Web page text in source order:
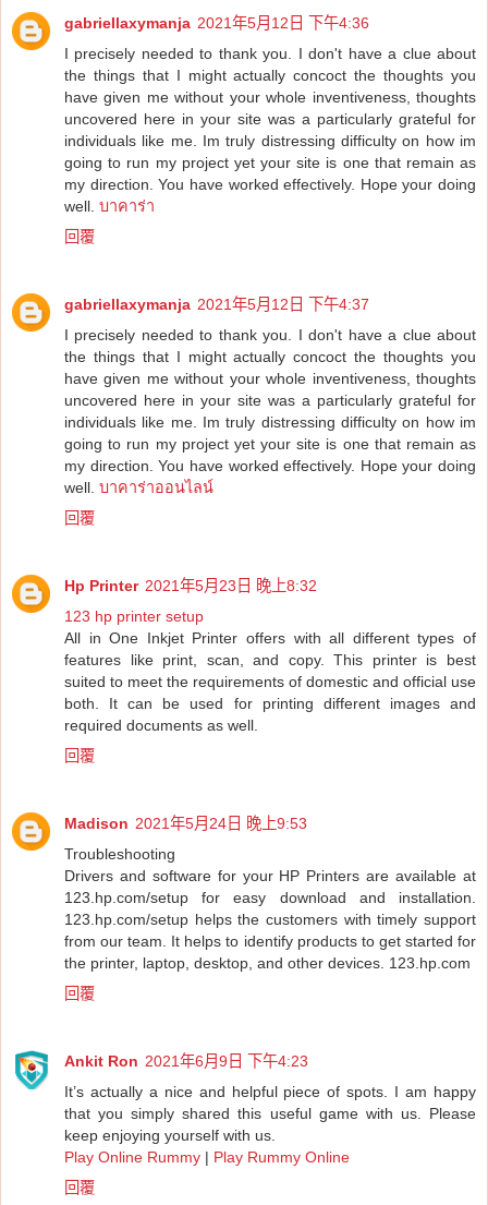
gabriellaxymanja 2021年5月12日 下午4:36
I precisely needed to thank you. I don't have a clue about
the things that I might actually concoct the thoughts you
have given me without your whole inventiveness, thoughts
uncovered here in your site was a particularly grateful for
individuals like me. Im truly distressing difficulty on how im
going to run my project yet your site is one that remain as
my direction. You have worked effectively. Hope your doing
well. บาคาร่า
回覆
gabriellaxymanja 2021年5月12日 下午4:37
I precisely needed to thank you. I don't have a clue about
the things that I might actually concoct the thoughts you
have given me without your whole inventiveness, thoughts
uncovered here in your site was a particularly grateful for
individuals like me. Im truly distressing difficulty on how im
going to run my project yet your site is one that remain as
my direction. You have worked effectively. Hope your doing
well. บาคาร่าออนไลน์
回覆
Hp Printer 2021年5月23日 晚上8:32
123 hp printer setup
All in One Inkjet Printer offers with all different types of
features like print, scan, and copy. This printer is best
suited to meet the requirements of domestic and official use
both. It can be used for printing different images and
required documents as well.
回覆
Madison 2021年5月24日 晚上9:53
Troubleshooting
Drivers and software for your HP Printers are available at
123.hp.com/setup for easy download and installation.
123.hp.com/setup helps the customers with timely support
from our team. It helps to identify products to get started for
the printer, laptop, desktop, and other devices. 123.hp.com
回覆
Ankit Ron 2021年6月9日 下午4:23
It’s actually a nice and helpful piece of spots. I am happy
that you simply shared this useful game with us. Please
keep enjoying yourself with us.
Play Online Rummy | Play Rummy Online
回覆